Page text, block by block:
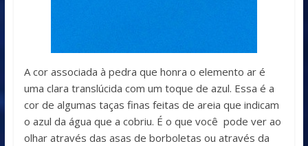
A cor associada à pedra que honra o elemento ar é
uma clara translúcida com um toque de azul. Essa é a
cor de algumas taças finas feitas de areia que indicam
o azul da água que a cobriu. É o que você pode ver ao
olhar através das asas de borboletas ou através da